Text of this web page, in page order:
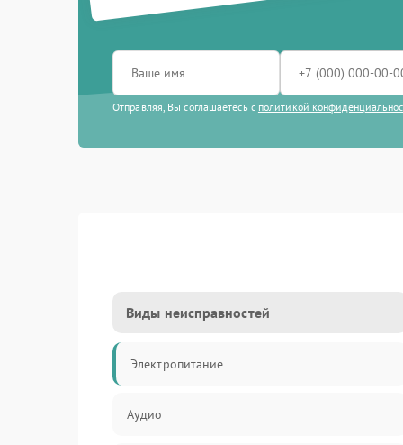
Отправляя, Вы соглашаетесь с политикой
Виды неисправностей
Электропитание
Аудио